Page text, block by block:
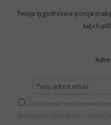
Twoja tygodniowa porcja
się i
Chcę zapisać się do
przesyłanie na mój adres e-mail